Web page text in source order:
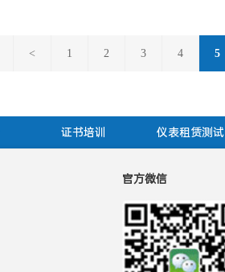
< 1 2 3 4 5
证书培训 仪表租赁测试
官方微信